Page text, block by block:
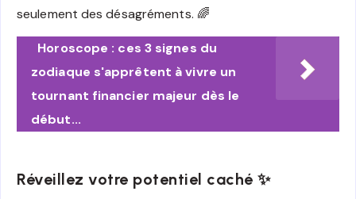
seulement des désagréments. 🌈
Horoscope : ces 3 signes du
zodiaque s'apprêtent à vivre un
tournant financier majeur dès le
début...
Réveillez votre potentiel caché ✨